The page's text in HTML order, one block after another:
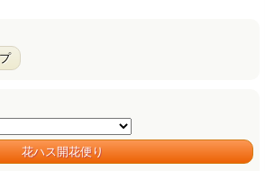
花ハス開花便り